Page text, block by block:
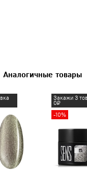
Аналогичные товары
Закажи 3
0₽
-10%